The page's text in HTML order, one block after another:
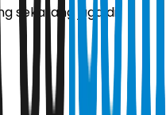
sekarang juga di